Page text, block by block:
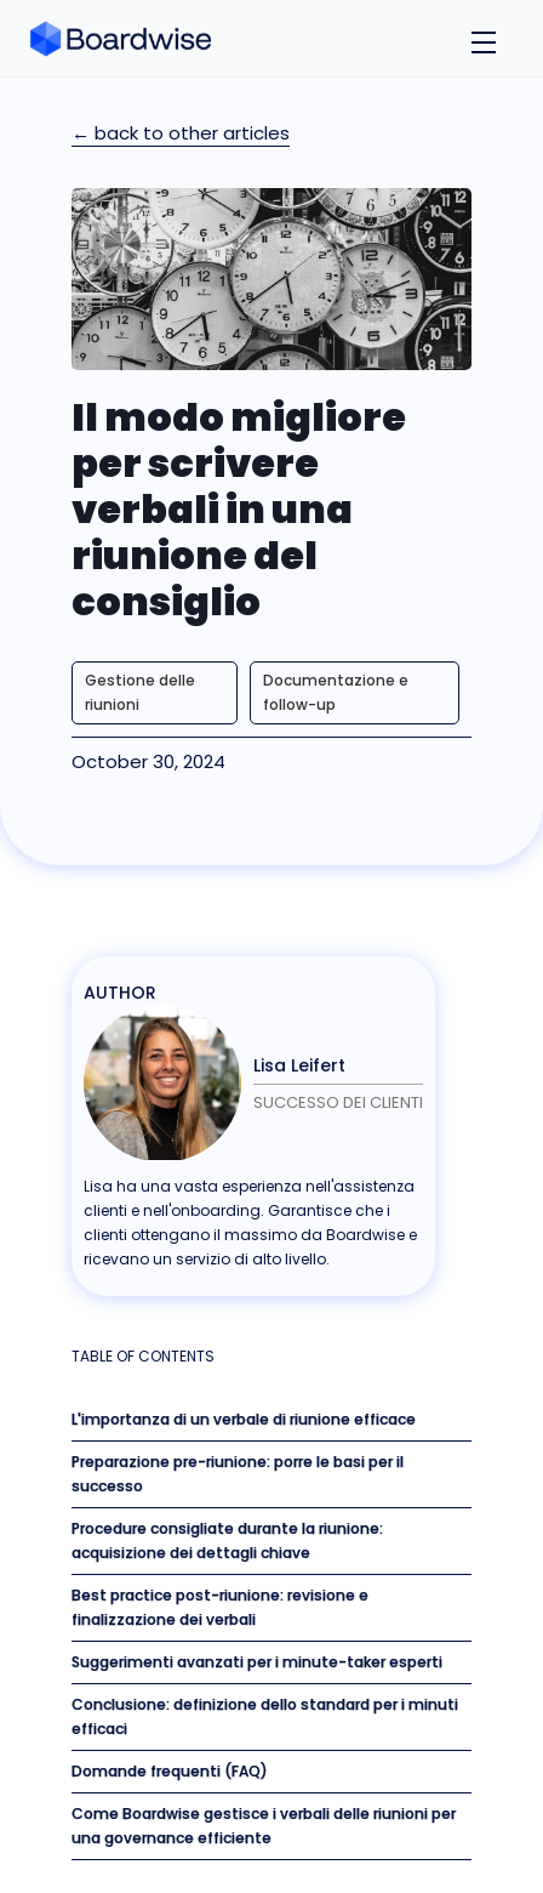
← back to other articles
Il modo migliore
per scrivere
verbali in una
riunione del
consiglio
Gestione delle
riunioni
Documentazione e
follow-up
October 30, 2024
AUTHOR
Lisa Leifert
SUCCESSO DEI CLIENTI
Lisa ha una vasta esperienza nell'assistenza
clienti e nell'onboarding. Garantisce che i
clienti ottengano il massimo da Boardwise e
ricevano un servizio di alto livello.
TABLE OF CONTENTS
L'importanza di un verbale di riunione efficace
Preparazione pre-riunione: porre le basi per il
successo
Procedure consigliate durante la riunione:
acquisizione dei dettagli chiave
Best practice post-riunione: revisione e
finalizzazione dei verbali
Suggerimenti avanzati per i minute-taker esperti
Conclusione: definizione dello standard per i minuti
efficaci
Domande frequenti (FAQ)
Come Boardwise gestisce i verbali delle riunioni per
una governance efficiente